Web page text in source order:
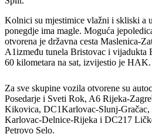
Kolnici su mjestimice vlažni i skliski a
ponegdje ima magle. Moguća
otvorena je državna cesta Maslenica-
A1između tunela Bristovac i vijadukta
60 kilometara na sat, izvijestio je HAK.
Za sve skupine vozila otvorene su
Posedarje i Sveti Rok, A6 Rijeka-
Kikovica, DC1Karlovac-Slunj-Gračac,
Karlovac-Delnice-Rijeka i DC217
Petrovo Selo.